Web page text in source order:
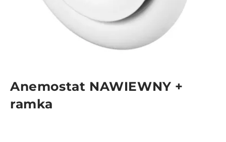
Anemostat NAWIEWNY +
ramka